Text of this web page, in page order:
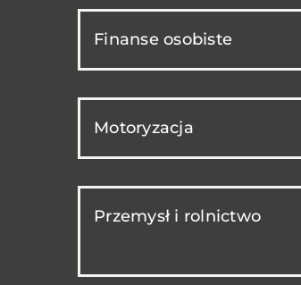
Finanse osobiste
Motoryzacja
Przemysł i rolnictwo